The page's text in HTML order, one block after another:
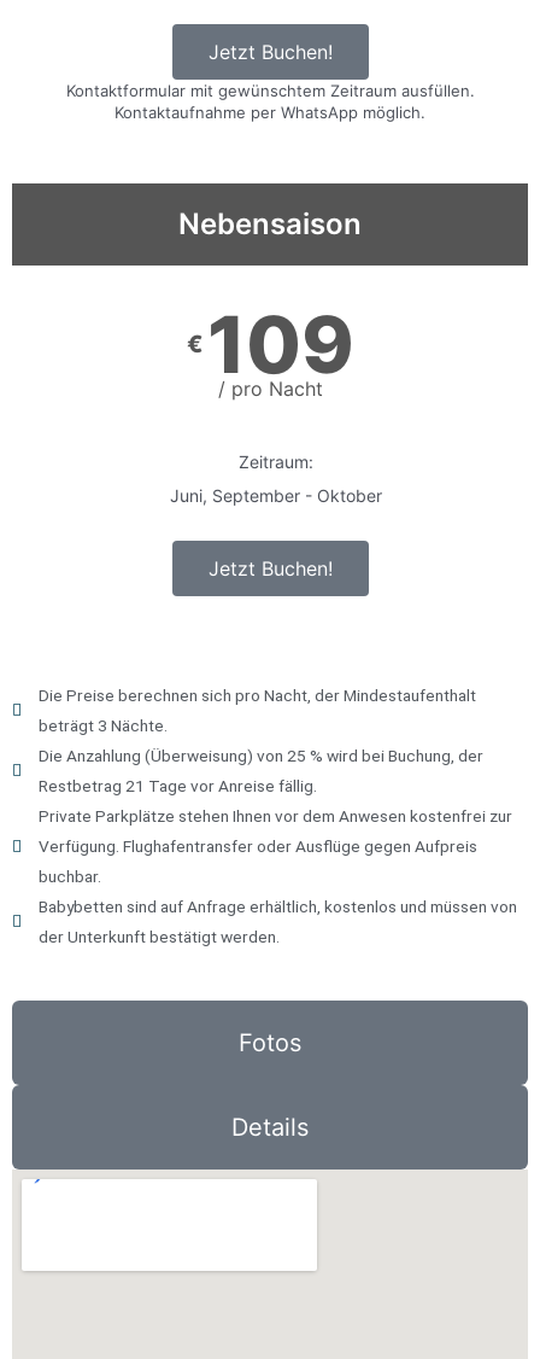
Jetzt Buchen!
Kontaktformular mit gewünschtem Zeitraum ausfüllen.
Kontaktaufnahme per WhatsApp möglich.
Nebensaison
€ 109
/ pro Nacht
Zeitraum:
Juni, September - Oktober
Jetzt Buchen!
Die Preise berechnen sich pro Nacht, der Mindestaufenthalt
beträgt 3 Nächte.
Die Anzahlung (Überweisung) von 25 % wird bei Buchung, der
Restbetrag 21 Tage vor Anreise fällig.
Private Parkplätze stehen Ihnen vor dem Anwesen kostenfrei zur
Verfügung. Flughafentransfer oder Ausflüge gegen Aufpreis
buchbar.
Babybetten sind auf Anfrage erhältlich, kostenlos und müssen von
der Unterkunft bestätigt werden.
Fotos
Details